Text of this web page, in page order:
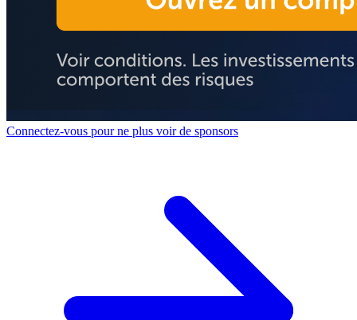
Connectez-vous pour ne plus voir de sponsors